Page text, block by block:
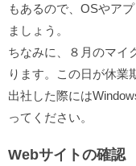
もあるので、OSやア
ましょう。
ちなみに、８月のマイ
ります。この日が休業
出社した際には
ってください。
Webサイトの確認